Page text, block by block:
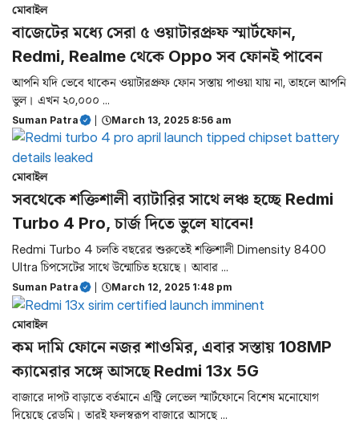
মোবাইল
বাজেটের মধ্যে সেরা ৫ ওয়াটারপ্রুফ স্মার্টফোন,
Redmi, Realme থেকে Oppo সব ফোনই পাবেন
আপনি যদি ভেবে থাকেন ওয়াটারপ্রুফ ফোন সস্তায় পাওয়া যায় না, তাহলে আপনি
ভুল। এখন ২০,০০০ ...
Suman Patra | March 13, 2025 8:56 am
মোবাইল
সবথেকে শক্তিশালী ব্যাটারির সাথে লঞ্চ হচ্ছে Redmi
Turbo 4 Pro, চার্জ দিতে ভুলে যাবেন!
Redmi Turbo 4 চলতি বছরের শুরুতেই শক্তিশালী Dimensity 8400
Ultra চিপসেটের সাথে উন্মোচিত হয়েছে। আবার ...
Suman Patra | March 12, 2025 1:48 pm
মোবাইল
কম দামি ফোনে নজর শাওমির, এবার সস্তায় 108MP
ক্যামেরার সঙ্গে আসছে Redmi 13x 5G
বাজারে দাপট বাড়াতে বর্তমানে এন্ট্রি লেভেল স্মার্টফোনে বিশেষ মনোযোগ
দিয়েছে রেডমি। তারই ফলস্বরূপ বাজারে আসছে ...